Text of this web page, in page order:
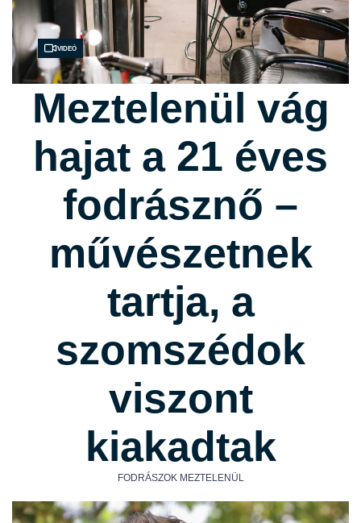
Videó
Meztelenül vág
hajat a 21 éves
fodrásznő –
művészetnek
tartja, a
szomszédok
viszont
kiakadtak
FODRÁSZOK MEZTELENÜL